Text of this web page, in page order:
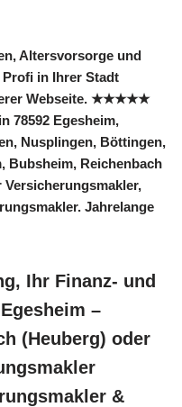
Altersvorsorge und
in Ihrer Stadt
Webseite. ★★★★★
78592 Egesheim,
Nusplingen, Böttingen,
Bubsheim, Reichenbach
Jahrelange
Ihr Finanz- und
–
(Heuberg) oder
&